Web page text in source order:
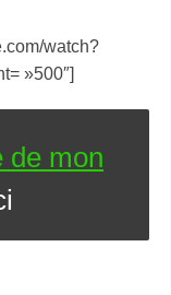
watch?
»500″]
de mon